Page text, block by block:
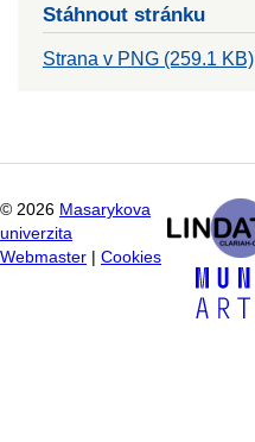
Stáhnout stránku
Strana v PNG (259.1 KB)
© 2026 Masarykova
univerzita
Webmaster
Cookies